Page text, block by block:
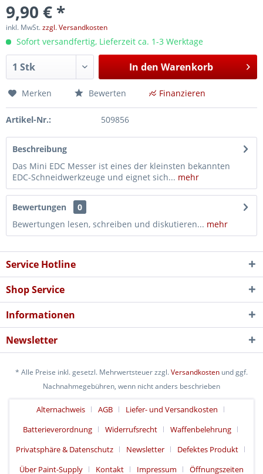
9,90 € *
inkl. MwSt.zzgl. Versandkosten
Sofort versandfertig, Lieferzeit ca. 1-3 Werktage
In den Warenkorb
Merken Bewerten Finanzieren
Artikel-Nr.: 509856
Beschreibung
Das Mini EDC Messer ist eines der kleinsten bekannten
EDC-Schneidwerkzeuge und eignet sich... mehr
Bewertungen
0
Bewertungen lesen, schreiben und diskutieren... mehr
Service Hotline
Shop Service
Informationen
Newsletter
* Alle Preise inkl. gesetzl. Mehrwertsteuer zzgl.Versandkosten und ggf.
Nachnahmegebühren, wenn nicht anders beschrieben
Alternachweis AGB
Liefer- und Versandkosten
Batterieverordnung
Widerrufsrecht
Waffenbelehrung
Privatsphäre & Datenschutz
Newsletter
Defektes Produkt
Über Paint-Supply
Kontakt Impressum Öffnungszeiten